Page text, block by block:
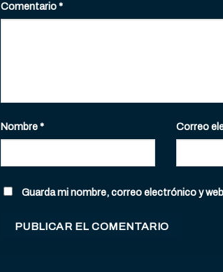
Comentario*
Nombre* Correo
Guarda mi nombre, correo electrónico y